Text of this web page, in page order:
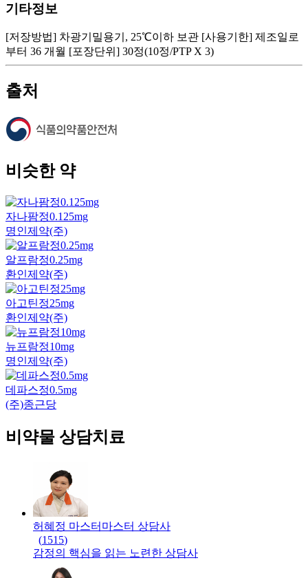
기타정보
[저장방법] 차광기밀용기, 25℃이하 보관 [사용기한] 제조일로
부터 36 개월 [포장단위] 30정(10정/PTP X 3)
출처
비슷한 약
자나팜정0.125mg
명인제약(주)
알프람정0.25mg
환인제약(주)
아고틴정25mg
환인제약(주)
뉴프람정10mg
명인제약(주)
데파스정0.5mg
(주)종근당
비약물 상담치료
허혜정 마스터 마스터 상담사
(1515)
감정의 핵심을 읽는 노련한 상담사